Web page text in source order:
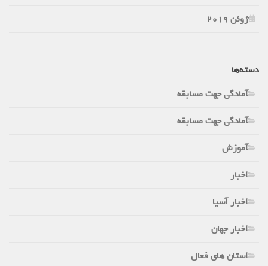
ژوئن 2019
دسته‌ها
آمادگی جهت مسابقه
آمادگی جهت مسابقه
آموزش
اخبار
اخبار آسیا
اخبار جهان
استان های فعال